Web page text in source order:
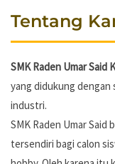
Tentang
SMK Raden Umar Said
yang didukung dengan
industri.
SMK Raden Umar Said
tersendiri bagi calon